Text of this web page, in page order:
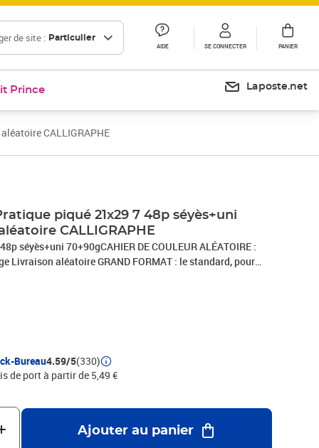
de site : Particulier
AIDE SE CONNECTER PANIER
Prince Laposte.net
CALLIGRAPHE
piqué 21x29 7 48p séyès+uni
CALLIGRAPHE
séyès+uni 70+90gCAHIER DE COULEUR ALÉATOIRE :
Livraison aléatoire GRAND FORMAT : le standard, pour
: carte couchée recyclée pelliculée
reliées entre elles par des agrafesPAPIER : blanc vélin
rapport qualité/prix RÉGLURE TRICOLORE : marge
bleues, pour un meilleur confort d'écritureMADE
: pour la gestion durable des forêts
Bureau4.59/5(330)
de port à partir de 5,49 €
Ajouter au panier